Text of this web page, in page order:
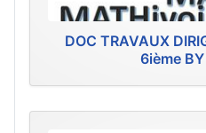
DOC TRAVAUX
6ième